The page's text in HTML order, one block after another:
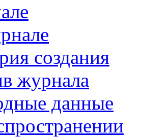
создания
журнала
данные